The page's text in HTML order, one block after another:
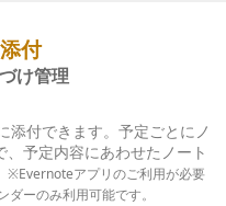
付
け管理
添付できます。予定ごとにノ
予定内容にあわせたノート
※Evernoteアプリのご利用が必要
ーのみ利用可能です。